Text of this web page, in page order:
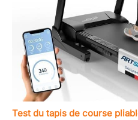
Test du tapis de course